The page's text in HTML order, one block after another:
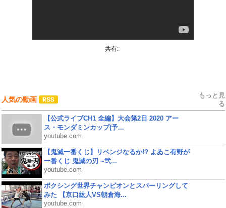
共有:
人気の動画
もっと見
る
【公式ライブCH1 全編】大会第2日 2020 アー
ス・モンダミンカップ(予...
youtube.com
【鬼滅一番くじ】リベンジなるか!? よゐこ有野が
一番くじ 鬼滅の刃 ~弐...
youtube.com
ボクシング世界チャンピオンとスパーリングして
みた 【京口紘人VS朝倉海...
youtube.com